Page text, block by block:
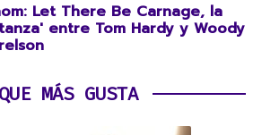
Let There Be Carnage, la
entre Tom Hardy y Woody
MÁS GUSTA